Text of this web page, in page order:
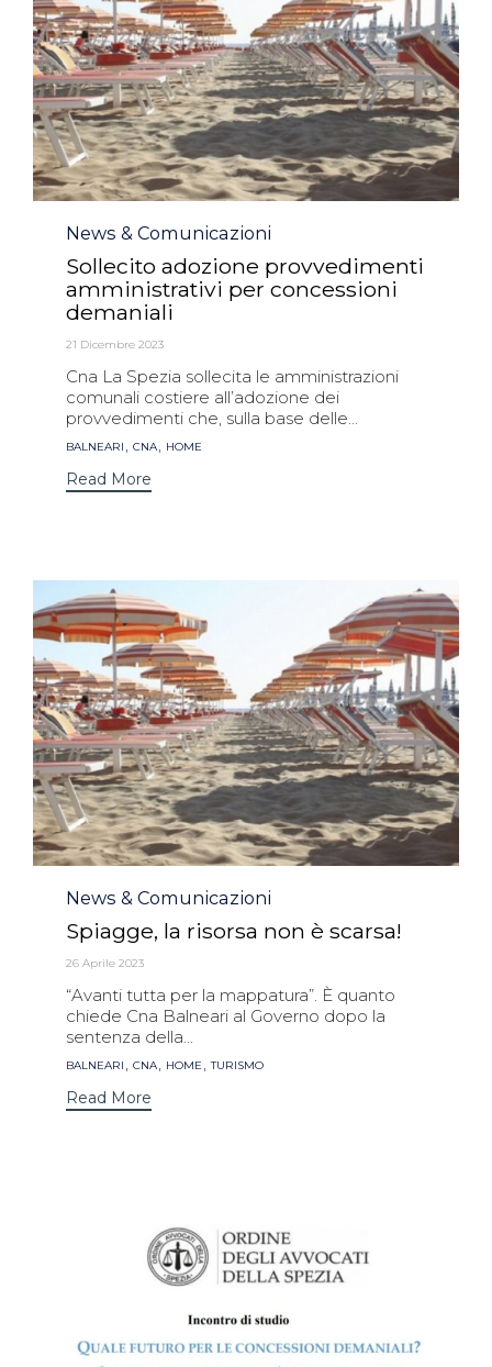
Category
News & Comunicazioni
Sollecito adozione provvedimenti
amministrativi per concessioni
demaniali
21 Dicembre 2023
Cna La Spezia sollecita le amministrazioni
comunali costiere all’adozione dei
provvedimenti che, sulla base delle...
Tags
BALNEARI , CNA, HOME
Read More
Category
News & Comunicazioni
Spiagge, la risorsa non è scarsa!
26 Aprile 2023
“Avanti tutta per la mappatura”. È quanto
chiede Cna Balneari al Governo dopo la
sentenza della...
Tags
BALNEARI , CNA, HOME ,TURISMO
Read More